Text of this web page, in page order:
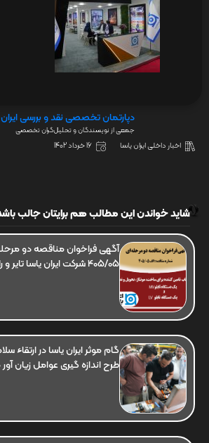
دپارتمان تخصصی نقد و بررسی ایران
جمعی از نویسندگان و تحلیل‌گران تخصصی
اخبار داخلی ایران یاسا 16 خرداد 1402
شاید خواندن این مطالب هم برایتان جالب
آگهی فراخوان مناقصه دو
405/05 شرکت ایران یاسا تایر و رابر
گام موثر ایران یاسا در ارتقاء
طرح اندازه گیری عوامل زیان